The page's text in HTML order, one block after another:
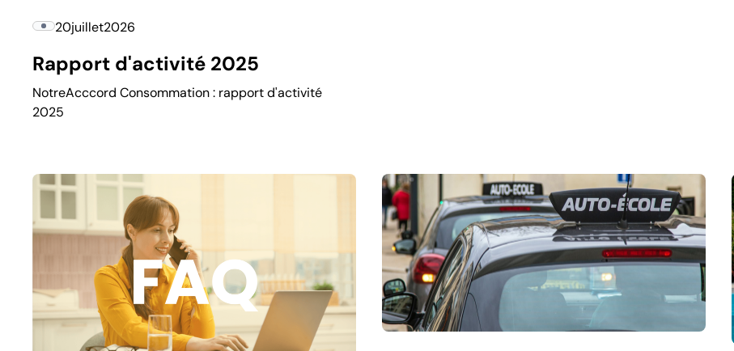
20juillet2026
Rapport d'activité 2025
NotreAcccord Consommation : rapport d'activité
2025